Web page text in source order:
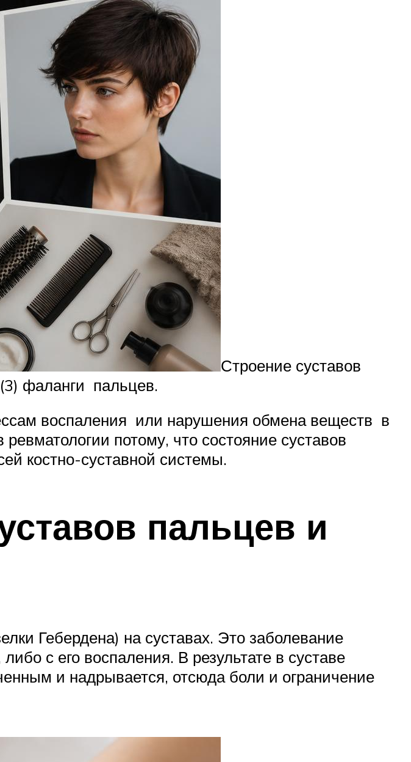
Строение суставов
(3) фаланги пальцев.
воспаления или нарушения обмена веществ в
потому, что состояние суставов
костно-суставной системы.
пальцев и
Гебердена) на суставах. Это заболевание
с его воспаления. В результате в суставе
и надрывается, отсюда боли и ограничение